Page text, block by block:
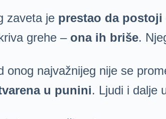
zaveta je prestao da postoji
grehe – ona ih briše.
onog najvažnijeg nije se
u punini. Ljudi i dalje